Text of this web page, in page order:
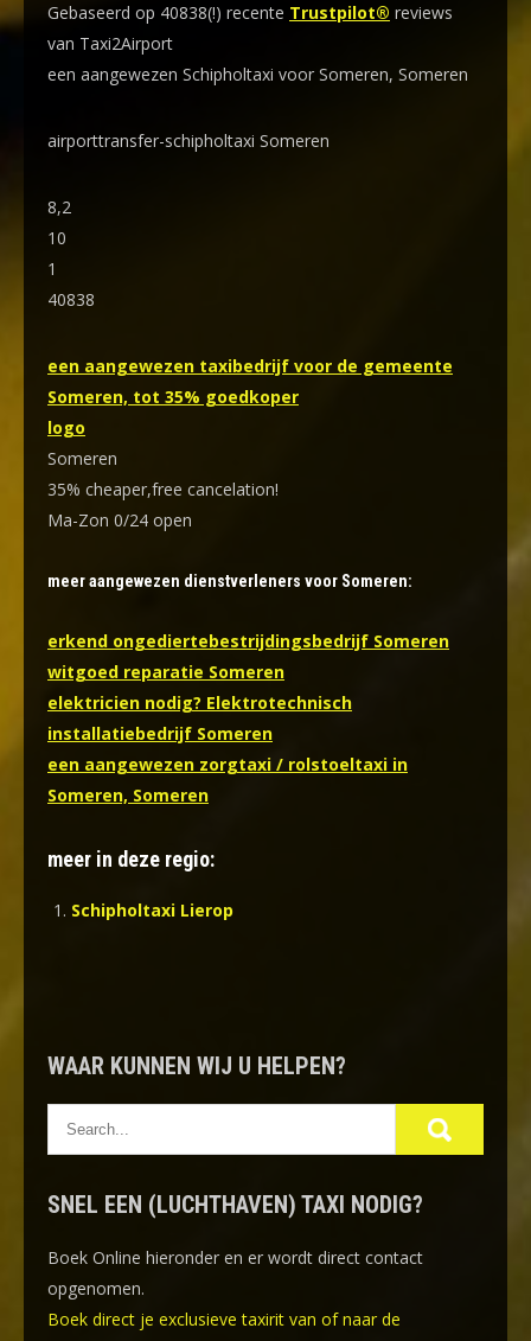
Gebaseerd op 40838(!) recente Trustpilot® reviews
van Taxi2Airport
een aangewezen Schipholtaxi voor Someren, Someren
airporttransfer-schipholtaxi Someren
8,2
10
1
40838
een aangewezen taxibedrijf voor de gemeente
Someren, tot 35% goedkoper
logo
Someren
35% cheaper,free cancelation!
Ma-Zon 0/24 open
meer aangewezen dienstverleners voor Someren:
erkend ongediertebestrijdingsbedrijf Someren
witgoed reparatie Someren
elektricien nodig? Elektrotechnisch
installatiebedrijf Someren
een aangewezen zorgtaxi / rolstoeltaxi in
Someren, Someren
meer in deze regio:
Schipholtaxi Lierop
WAAR KUNNEN WIJ U HELPEN?
SNEL EEN (LUCHTHAVEN) TAXI NODIG?
Boek Online hieronder en er wordt direct contact
opgenomen.
Boek direct je exclusieve taxirit van of naar de